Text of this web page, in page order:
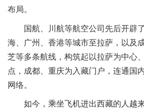
布局。
国航、川航等航空公司先后开辟
海、广州、香港等城市至拉萨，以及
芝等多条航线，构筑起以拉萨为中心
点，成都、重庆为入藏门户，连通国
网络。
如今，乘坐飞机进出西藏的人越